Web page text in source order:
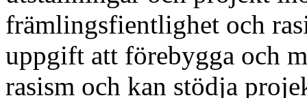
främlingsfientlighet och
uppgift att förebygga och
rasism och kan stödja